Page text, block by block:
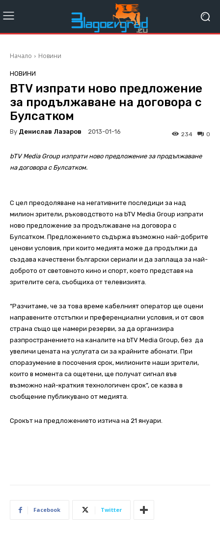
Начало Новини
НОВИНИ
BTV изпрати ново предложение
за продължаване на договора с
Булсатком
By Денислав Лазаров 2013-01-16 0
234
bTV Media Group изпрати ново предложение за продължаване
на договора с Булсатком.
С цел преодоляване на негативните последици за над
милион зрители, ръководството на bTV Media Group изпрати
ново предложение за продължаване на договора с
Булсатком. Предложението съдържа възможно най-добрите
ценови условия, при които медията може да продължи да
създава качествени български сериали и да заплаща за най-
доброто от световното кино и спорт, което представя на
зрителите сега, съобщиха от телевизията.
“Разчитаме, че за това време кабелният оператор ще оцени
направените отстъпки и преференциални условия, и от своя
страна също ще намери резерви, за да организира
разпространението на каналите на bTV Media Group, без да
увеличи цената на услугата си за крайните абонати. При
споразумение в посочения срок, милионите наши зрители,
които в момента са ощетени, ще получат сигнал във
възможно най-краткия технологичен срок”, се казва в
съобщение публикувано от медията.
Срокът на предложението изтича на 21 януари.
Facebook Twitter